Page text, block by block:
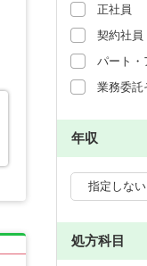
正社員
契約社員
パート・
業務委託
年収
処方科目